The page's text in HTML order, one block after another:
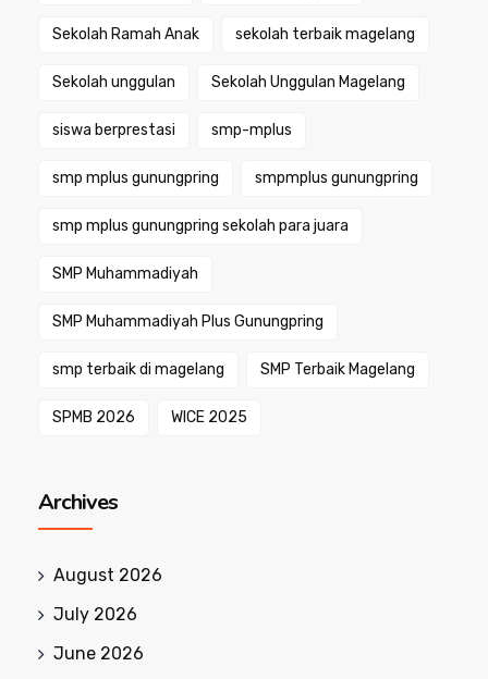
Sekolah Ramah Anak sekolah terbaik magelang
Sekolah unggulan Sekolah Unggulan Magelang
siswa berprestasi smp-mplus
smp mplus gunungpring smpmplus gunungpring
smp mplus gunungpring sekolah para juara
SMP Muhammadiyah
SMP Muhammadiyah Plus Gunungpring
smp terbaik di magelang SMP Terbaik Magelang
SPMB 2026 WICE 2025
Archives
August 2026
July 2026
June 2026